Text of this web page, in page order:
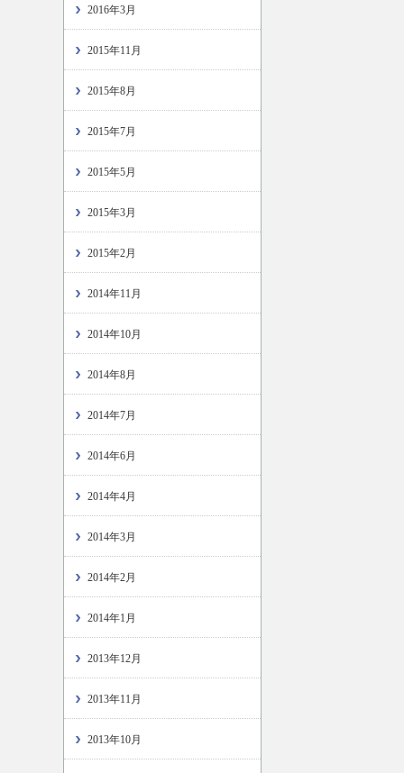
2016年3月
2015年11月
2015年8月
2015年7月
2015年5月
2015年3月
2015年2月
2014年11月
2014年10月
2014年8月
2014年7月
2014年6月
2014年4月
2014年3月
2014年2月
2014年1月
2013年12月
2013年11月
2013年10月